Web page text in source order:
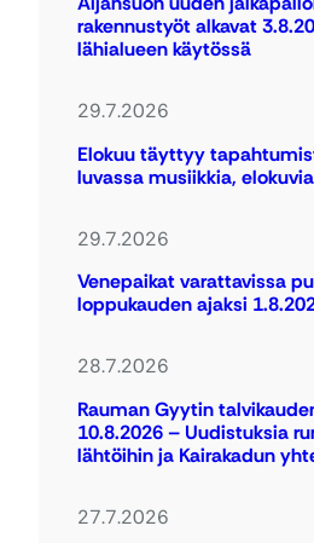
rakennustyöt alkavat
lähialueen käytössä
29.7.2026
Elokuu täyttyy
luvassa musiikkia,
29.7.2026
Venepaikat varattavissa
loppukauden ajaksi
28.7.2026
Rauman Gyytin
10.8.2026 – Uudistuksia
lähtöihin ja Kairakadun
27.7.2026